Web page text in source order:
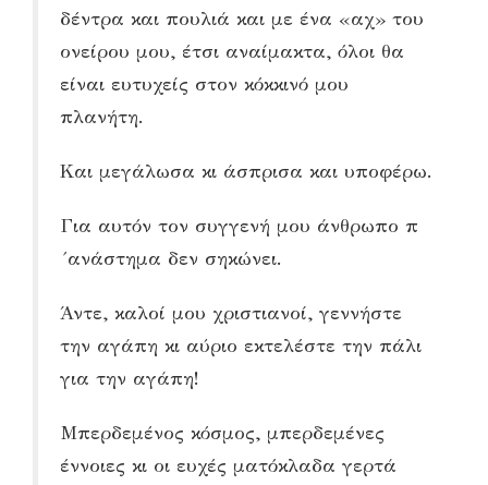
δέντρα και πουλιά και με ένα «αχ» του
ονείρου μου, έτσι αναίμακτα, όλοι θα
είναι ευτυχείς στον κόκκινό μου
πλανήτη.
Και μεγάλωσα κι άσπρισα και υποφέρω.
Για αυτόν τον συγγενή μου άνθρωπο π
´ανάστημα δεν σηκώνει.
Άντε, καλοί μου χριστιανοί, γεννήστε
την αγάπη κι αύριο εκτελέστε την πάλι
για την αγάπη!
Μπερδεμένος κόσμος, μπερδεμένες
έννοιες κι οι ευχές ματόκλαδα γερτά